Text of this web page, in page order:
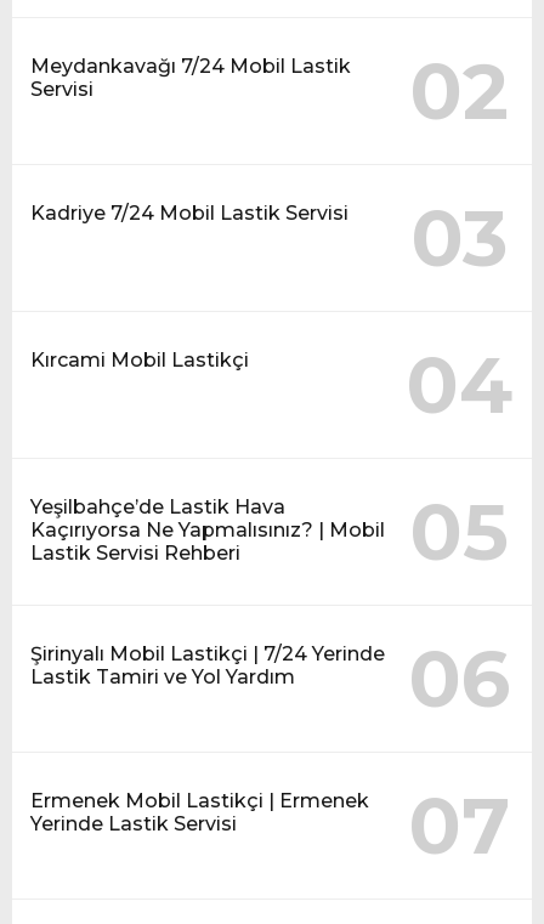
Meydankavağı 7/24 Mobil Lastik
Servisi
02
Kadriye 7/24 Mobil Lastik Servisi 03
Kırcami Mobil Lastikçi 04
Yeşilbahçe’de Lastik Hava
Kaçırıyorsa Ne Yapmalısınız? | Mobil
Lastik Servisi Rehberi
05
Şirinyalı Mobil Lastikçi | 7/24 Yerinde
Lastik Tamiri ve Yol Yardım
06
Ermenek Mobil Lastikçi | Ermenek
Yerinde Lastik Servisi
07